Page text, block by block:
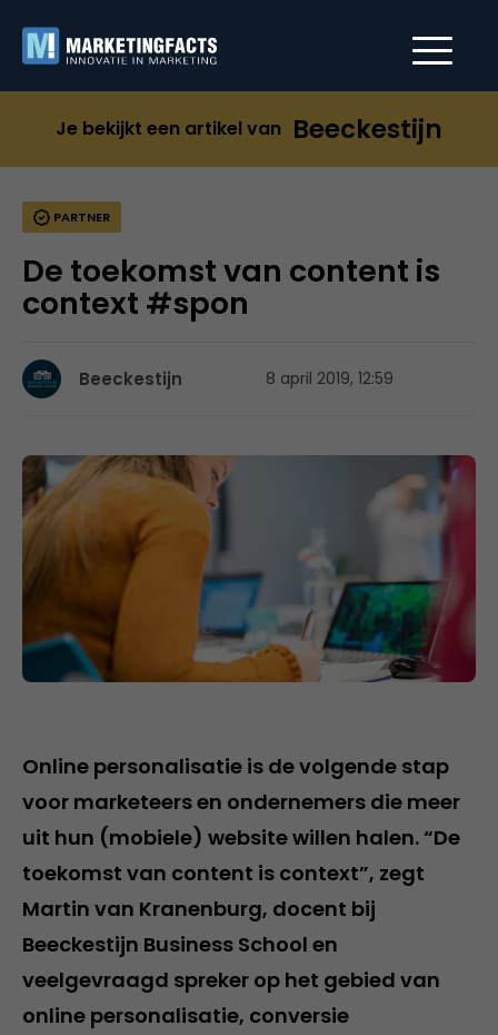
Je bekijkt een artikel van Beeckestijn
PARTNER
De toekomst van content is
context #spon
Beeckestijn 8 april 2019, 12:59
Online personalisatie is de volgende stap
voor marketeers en ondernemers die meer
uit hun (mobiele) website willen halen. “De
toekomst van content is context”, zegt
Martin van Kranenburg, docent bij
Beeckestijn Business School en
veelgevraagd spreker op het gebied van
online personalisatie, conversie